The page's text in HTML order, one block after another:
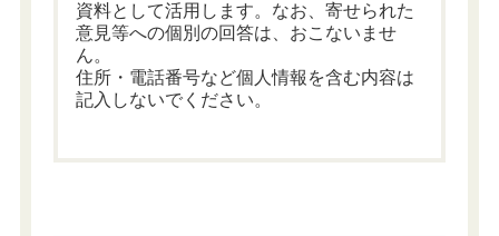
資料として活用します。なお、寄せられた
意見等への個別の回答は、おこないませ
ん。
住所・電話番号など個人情報を含む内容は
記入しないでください。